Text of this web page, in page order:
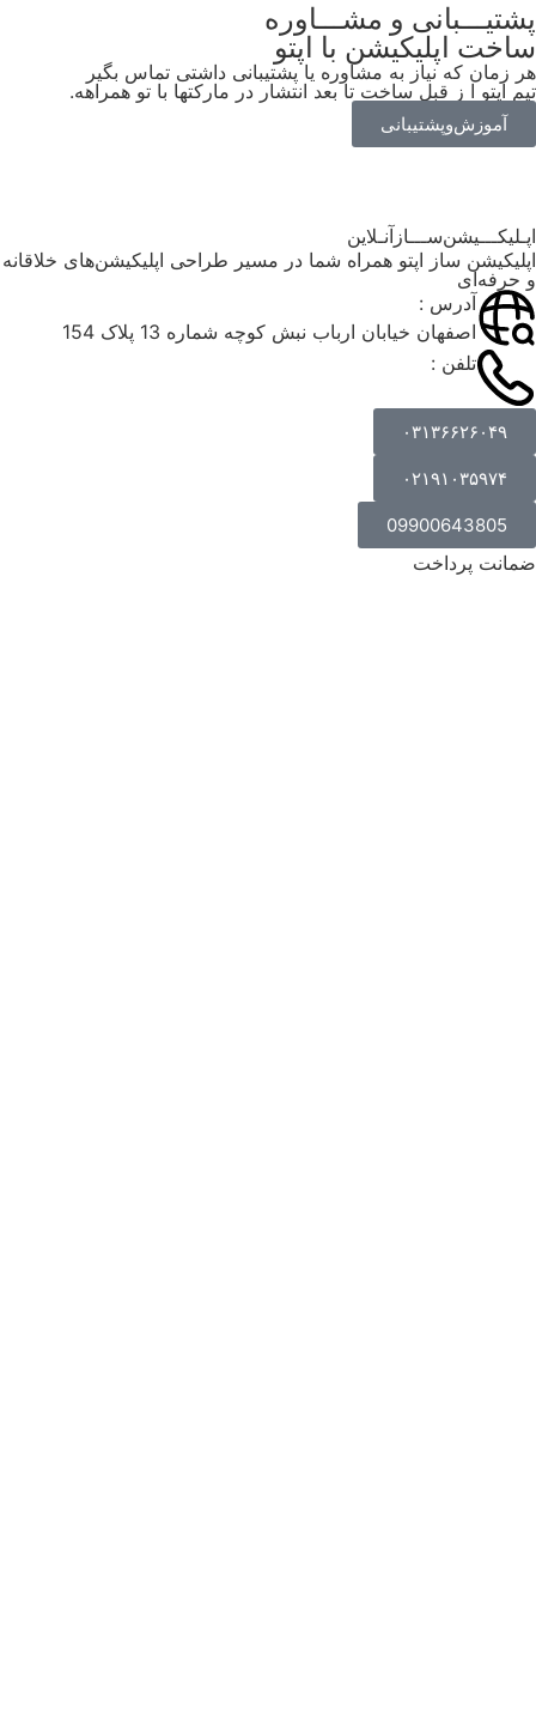
پشتیـــبانی و مشـــاوره
ساخت اپلیکیشن با اپتو
هر زمان که نیاز به مشاوره یا پشتیبانی داشتی تماس بگیر
تیم اپتو ا ز قبل ساخت تا بعد انتشار در مارکتها با تو همراهه.
آموزش‌وپشتیبانی
اپـلیکـــیشن‌ســـازآنـلاین
اپلیکیشن ساز اپتو همراه شما در مسیر طراحی اپلیکیشن‌های خلاقانه
و حرفه‌ای
آدرس :
اصفهان خیابان ارباب نبش کوچه شماره 13 پلاک 154
تلفن :
۰۳۱۳۶۶۲۶۰۴۹
۰۲۱۹۱۰۳۵۹۷۴
09900643805
ضمانت پرداخت